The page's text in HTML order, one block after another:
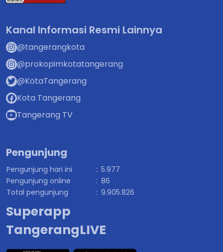
Kanal Informasi Resmi Lainnya
@tangerangkota
@prokopimkotatangerang
@KotaTangerang
Kota Tangerang
Tangerang TV
Pengunjung
Pengunjung hari ini : 5.977
Pengunjung online
: 86
Total pengunjung
: 9.905.826
Superapp
TangerangLIVE